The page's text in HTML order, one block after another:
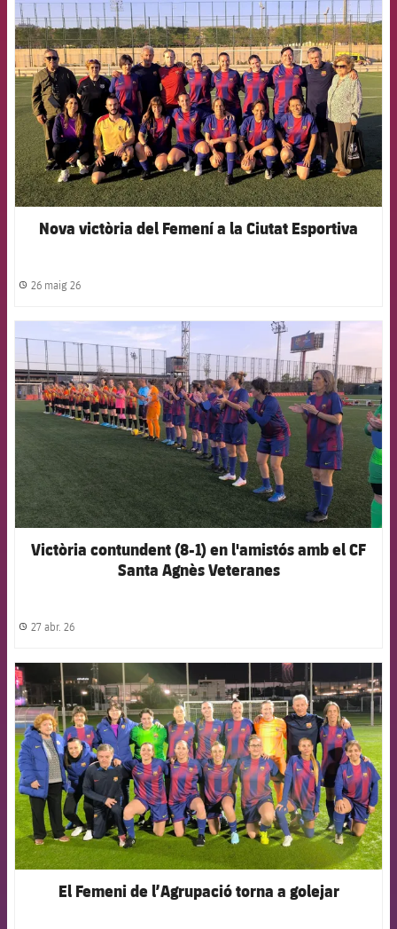
FCB Barcelona badge
Nova victòria del Femení a la Ciutat Esportiva
label.share.clock
26 maig 26
FCB Barcelona badge
Victòria contundent (8-1) en l'amistós amb el CF
Santa Agnès Veteranes
label.share.clock
27 abr. 26
FCB Barcelona badge
El Femeni de l’Agrupació torna a golejar